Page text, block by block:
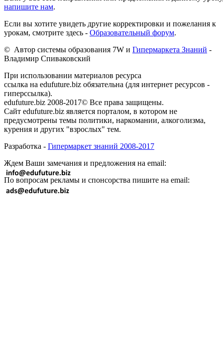
напишите нам.
Если вы хотите увидеть другие корректировки и пожелания к
урокам, смотрите здесь - Образовательный форум.
© Автор системы образования 7W и Гипермаркета Знаний -
Владимир Спиваковский
При использовании материалов ресурса
ссылка на edufuture.biz обязательна (для интернет ресурсов -
гиперссылка).
edufuture.biz 2008-2017© Все права защищены.
Сайт edufuture.biz является порталом, в котором не
предусмотрены темы политики, наркомании, алкоголизма,
курения и других "взрослых" тем.
Разработка - Гипермаркет знаний 2008-2017
Ждем Ваши замечания и предложения на email:
По вопросам рекламы и спонсорства пишите на email: